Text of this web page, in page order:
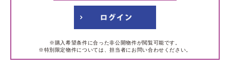
※購入希望条件に合った非公開物件が閲覧可能です。
※特別限定物件については、担当者にお問い合わせください。